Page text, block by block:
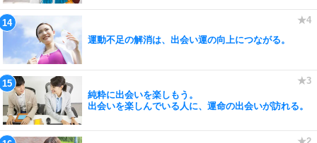
運動不足の解消は、出会い運の向上につながる。
純粋に出会いを楽しもう。
出会いを楽しんでいる人に、運命の出会いが訪れる。